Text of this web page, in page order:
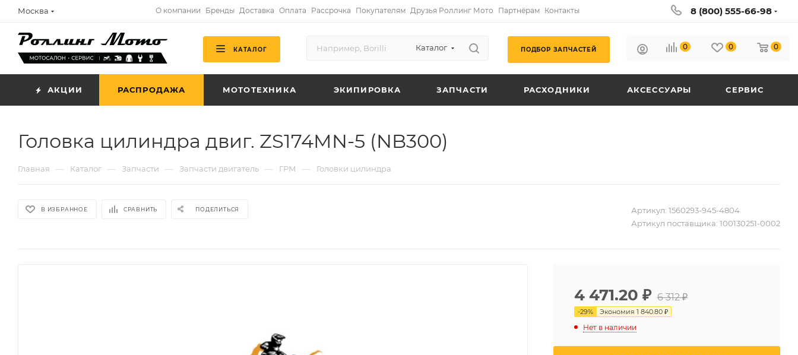
Москва О компании Бренды Доставка Оплата Рассрочка Покупателям Друзья Роллинг Мото Партнёрам Контакты 8 (800) 555-66-98
КАТАЛОГ Каталог ПОДБОР ЗАПЧАСТЕЙ 0 0 0
АКЦИИ РАСПРОДАЖА МОТОТЕХНИКА ЭКИПИРОВКА ЗАПЧАСТИ РАСХОДНИКИ АКСЕССУАРЫ СЕРВИС
Головка цилиндра двиг. ZS174MN-5 (NB300)
Главная — Каталог — Запчасти — Запчасти двигатель — ГРМ — Головки цилиндра
В ИЗБРАННОЕ СРАВНИТЬ ПОДЕЛИТЬСЯ Артикул: 1560293-945-4804
Артикул поставщика: 100130251-0002
4 471.20 ₽ 6 312 ₽
-29% Экономия 1 840.80 ₽
Нет в наличии